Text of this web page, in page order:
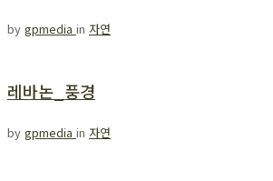
by gpmedia in 자연
레바논_풍경
by gpmedia in 자연